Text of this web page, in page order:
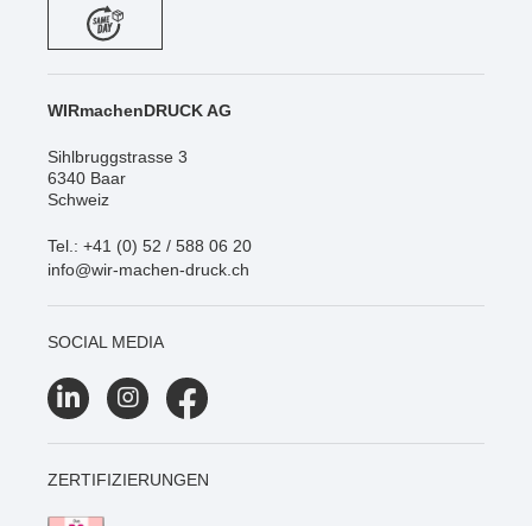
WIRmachenDRUCK AG
Sihlbruggstrasse 3
6340 Baar
Schweiz
Tel.: +41 (0) 52 / 588 06 20
info@wir-machen-druck.ch
SOCIAL MEDIA
ZERTIFIZIERUNGEN